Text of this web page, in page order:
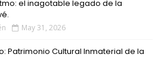
el inagotable legado de la
May 31, 2026
Patrimonio Cultural Inmaterial de la